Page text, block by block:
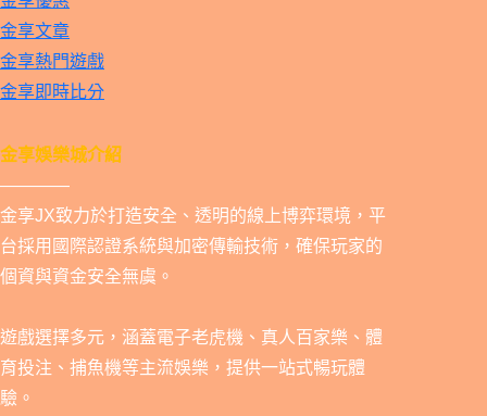
金享文章
金享熱門遊戲
金享即時比分
金享娛樂城介紹
————
金享JX致力於打造安全、透明的線上博弈環境，平
台採用國際認證系統與加密傳輸技術，確保玩家的
個資與資金安全無虞。
遊戲選擇多元，涵蓋電子老虎機、真人百家樂、體
育投注、捕魚機等主流娛樂，提供一站式暢玩體
驗。